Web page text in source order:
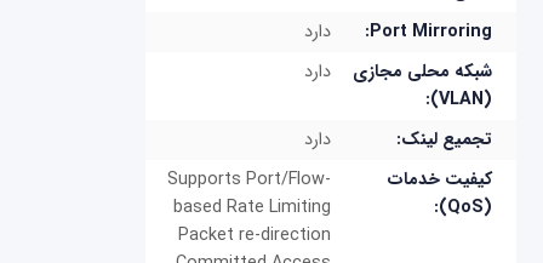
Port Mirroring:
دارد
شبکه محلی مجازی
(VLAN):
دارد
تجمیع لینک:
دارد
کیفیت خدمات
(QoS):
Supports Port/Flow-
based Rate Limiting
Packet re-direction